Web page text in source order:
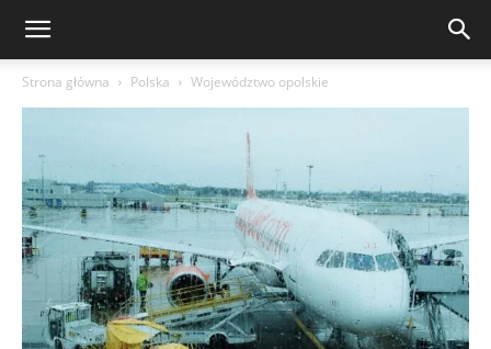
Strona główna Polska Województwo opolskie